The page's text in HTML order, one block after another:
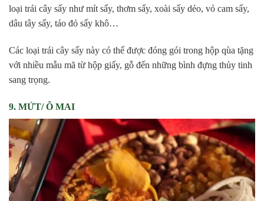
loại trái cây sấy như mít sấy, thơm sấy, xoài sấy dẻo, vỏ cam sấy,
dâu tây sấy, táo đỏ sấy khô…
Các loại trái cây sấy này có thể được đóng gói trong hộp qùa tặng
với nhiều mẫu mã từ hộp giấy, gỗ đến những bình đựng thủy tinh
sang trọng.
9. MỨT/ Ô MAI